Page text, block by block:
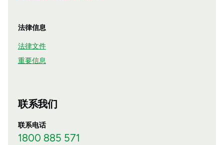
法律信息
法律文件
重要信息
联系我们
联系电话
1800 885 571